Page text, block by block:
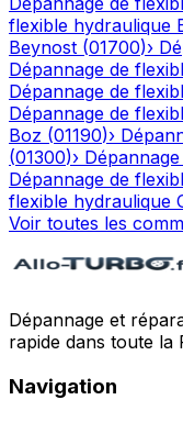
flexible hydraulique
Beynost (01700)›
Dépannage de
Dépannage de
Dépannage de
Boz (01190)›
(01300)›
Dépannage de
flexible hydraulique
Voir toutes les
Dépannage et
rapide dans toute la
Navigation